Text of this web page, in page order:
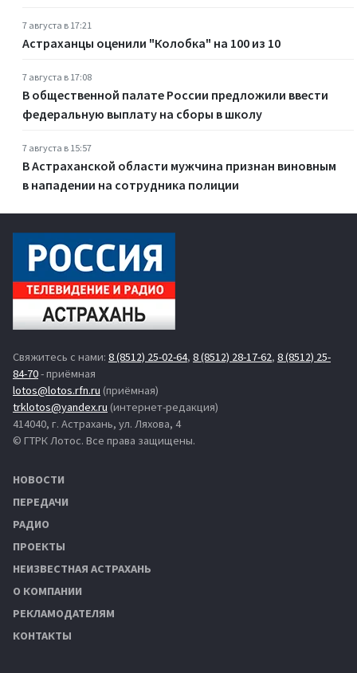
7 августа в 17:21
Астраханцы оценили "Колобка" на 100 из 10
7 августа в 17:08
В общественной палате России предложили ввести
федеральную выплату на сборы в школу
7 августа в 15:57
В Астраханской области мужчина признан виновным
в нападении на сотрудника полиции
Свяжитесь с нами: 8 (8512) 25-02-64, 8 (8512) 28-17-62, 8 (8512) 25-
84-70- приёмная
lotos@lotos.rfn.ru (приёмная)
trklotos@yandex.ru (интернет-редакция)
414040, г. Астрахань, ул. Ляхова, 4
© ГТРК Лотос. Все права защищены.
НОВОСТИ
ПЕРЕДАЧИ
РАДИО
ПРОЕКТЫ
НЕИЗВЕСТНАЯ АСТРАХАНЬ
О КОМПАНИИ
РЕКЛАМОДАТЕЛЯМ
КОНТАКТЫ